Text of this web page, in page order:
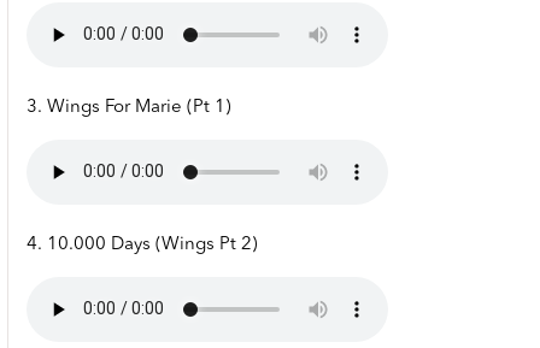
3. Wings For Marie (Pt 1)
4. 10.000 Days (Wings Pt 2)